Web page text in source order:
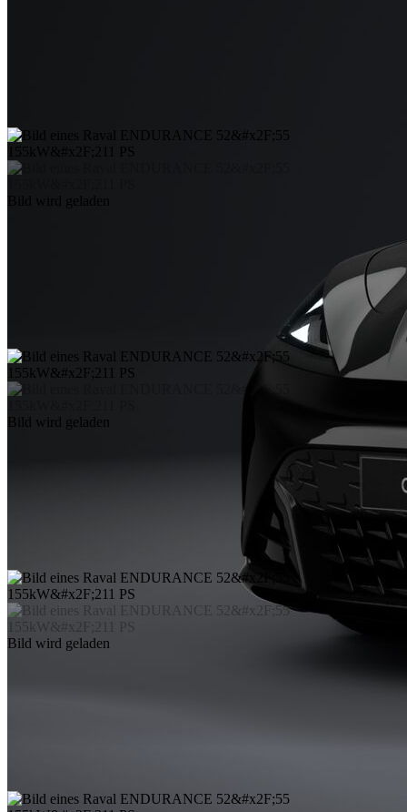
Bild wird geladen
Bild wird geladen